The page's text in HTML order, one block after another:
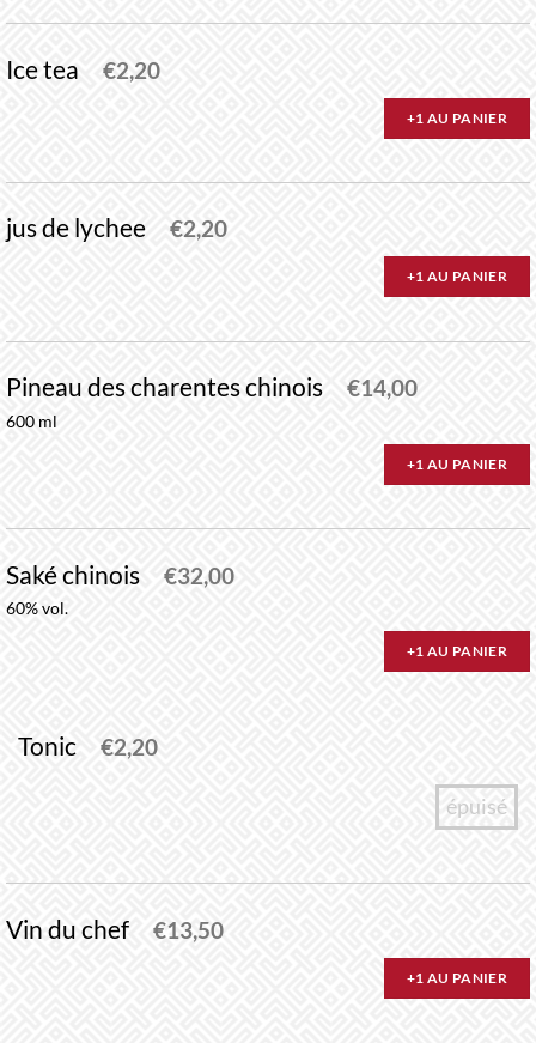
Ice tea €2,20
+1 AU PANIER
jus de lychee €2,20
+1 AU PANIER
Pineau des charentes chinois €14,00
600 ml
+1 AU PANIER
Saké chinois €32,00
60% vol.
+1 AU PANIER
Tonic €2,20
épuisé
Vin du chef €13,50
+1 AU PANIER